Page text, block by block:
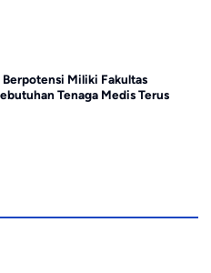
Miliki Fakultas
Tenaga Medis Terus